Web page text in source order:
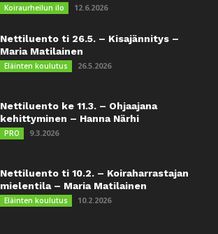
Koiraurheilun ilo 12.6.2026
Nettiluento ti 26.5. – Kisajännitys –
Maria Matilainen
Eläinten koulutus 26.5.2026
Nettiluento ke 11.3. – Ohjaajana
kehittyminen – Hanna Närhi
PRO 9.3.2026
Nettiluento ti 10.2. – Koiraharrastajan
mielentila – Maria Matilainen
Eläinten koulutus 10.2.2026